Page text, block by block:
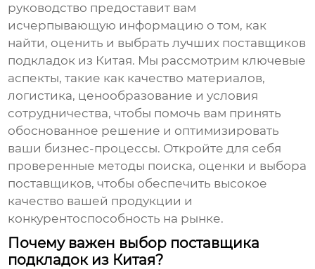
руководство предоставит вам
исчерпывающую информацию о том, как
найти, оценить и выбрать лучших поставщиков
подкладок из Китая. Мы рассмотрим ключевые
аспекты, такие как качество материалов,
логистика, ценообразование и условия
сотрудничества, чтобы помочь вам принять
обоснованное решение и оптимизировать
ваши бизнес-процессы. Откройте для себя
проверенные методы поиска, оценки и выбора
поставщиков, чтобы обеспечить высокое
качество вашей продукции и
конкурентоспособность на рынке.
Почему важен выбор поставщика
подкладок из Китая?